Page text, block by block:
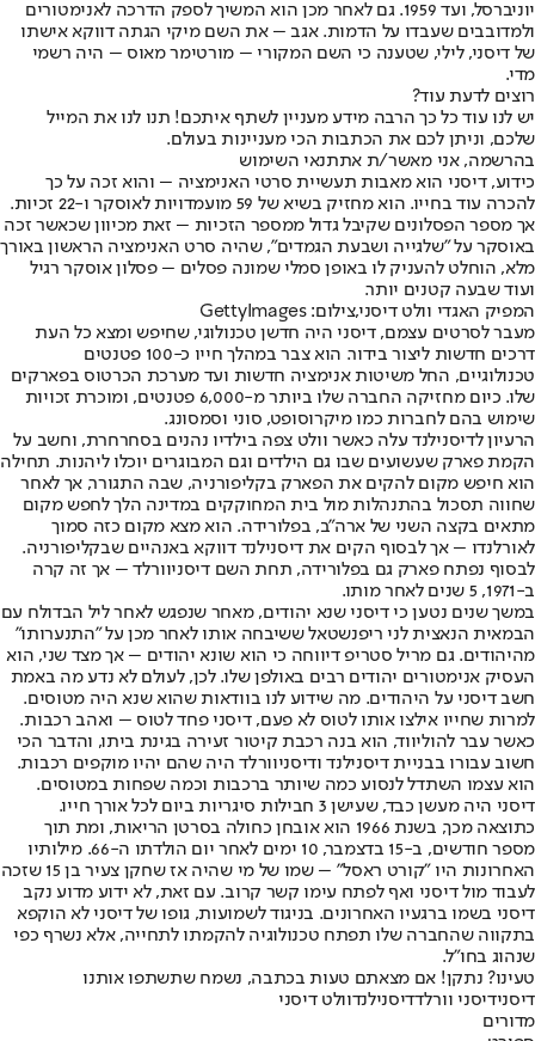
יוניברסל, ועד 1959. גם לאחר מכן הוא המשיך לספק הדרכה לאנימטורים
ולמדובבים שעבדו על הדמות. אגב – את השם מיקי הגתה דווקא אישתו
של דיסני, לילי, שטענה כי השם המקורי – מורטימר מאוס – היה רשמי
מדי.
רוצים לדעת עוד?
יש לנו עוד כל כך הרבה מידע מעניין לשתף איתכם! תנו לנו את המייל
שלכם, וניתן לכם את הכתבות הכי מעניינות בעולם.
בהרשמה, אני מאשר/ת אתתנאי השימוש
כידוע, דיסני הוא מאבות תעשיית סרטי האנימציה – והוא זכה על כך
להכרה עוד בחייו. הוא מחזיק בשיא של 59 מועמדויות לאוסקר ו-22 זכיות.
אך מספר הפסלונים שקיבל גדול ממספר הזכיות – זאת מכיוון שכאשר זכה
באוסקר על "שלגייה ושבעת הגמדים", שהיה סרט האנימציה הראשון באורך
מלא, הוחלט להעניק לו באופן סמלי שמונה פסלים – פסלון אוסקר רגיל
ועוד שבעה קטנים יותר.
המפיק האגדי וולט דיסני,צילום: GettyImages
מעבר לסרטים עצמם, דיסני היה חדשן טכנולוגי, שחיפש ומצא כל העת
דרכים חדשות ליצור בידור. הוא צבר במהלך חייו כ-100 פטנטים
טכנולוגיים, החל משיטות אנימציה חדשות ועד מערכת הכרטוס בפארקים
שלו. כיום מחזיקה החברה שלו ביותר מ-6,000 פטנטים, ומוכרת זכויות
שימוש בהם לחברות כמו מיקרוסופט, סוני וסמסונג.
הרעיון לדיסנילנד עלה כאשר וולט צפה בילדיו נהנים בסחרחרת, וחשב על
הקמת פארק שעשועים שבו גם הילדים וגם המבוגרים יוכלו ליהנות. תחילה
הוא חיפש מקום להקים את הפארק בקליפורניה, שבה התגורר, אך לאחר
שחווה תסכול בהתנהלות מול בית המחוקקים במדינה הלך לחפש מקום
מתאים בקצה השני של ארה"ב, בפלורידה. הוא מצא מקום כזה סמוך
לאורלנדו – אך לבסוף הקים את דיסנילנד דווקא באנהיים שבקליפורניה.
לבסוף נפתח פארק גם בפלורידה, תחת השם דיסניוורלד – אך זה קרה
ב-1971, 5 שנים לאחר מותו.
במשך שנים נטען כי דיסני שנא יהודים, מאחר שנפגש לאחר ליל הבדולח עם
הבמאית הנאצית לני ריפנשטאל ששיבחה אותו לאחר מכן על "התנערותו"
מהיהודים. גם מריל סטריפ דיווחה כי הוא שונא יהודים – אך מצד שני, הוא
העסיק אנימטורים יהודים רבים באולפן שלו. לכן, לעולם לא נדע מה באמת
חשב דיסני על היהודים. מה שידוע לנו בוודאות שהוא שנא היה מטוסים.
למרות שחייו אילצו אותו לטוס לא פעם, דיסני פחד לטוס – ואהב רכבות.
כאשר עבר להוליווד, הוא בנה רכבת קיטור זעירה בגינת ביתו, והדבר הכי
חשוב עבורו בבניית דיסנילנד ודיסניוורלד היה שהם יהיו מוקפים רכבות.
הוא עצמו השתדל לנסוע כמה שיותר ברכבות וכמה שפחות במטוסים.
דיסני היה מעשן כבד, שעישן 3 חבילות סיגריות ביום לכל אורך חייו.
כתוצאה מכך, בשנת 1966 הוא אובחן כחולה בסרטן הריאות, ומת תוך
מספר חודשים, ב-15 בדצמבר, 10 ימים לאחר יום הולדתו ה-66. מילותיו
האחרונות היו "קורט ראסל" – שמו של מי שהיה אז שחקן צעיר בן 15 שזכה
לעבוד מול דיסני ואף לפתח עימו קשר קרוב. עם זאת, לא ידוע מדוע נקב
דיסני בשמו ברגעיו האחרונים. בניגוד לשמועות, גופו של דיסני לא הוקפא
בתקווה שהחברה שלו תפתח טכנולוגיה להקמתו לתחייה, אלא נשרף כפי
שנהוג בחו”ל.
טעינו? נתקן! אם מצאתם טעות בכתבה, נשמח שתשתפו אותנו
דיסנידיסני וורלדדיסנילנדוולט דיסני
מדורים